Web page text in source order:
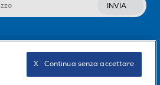
INVIA
X   Continua senza accettare